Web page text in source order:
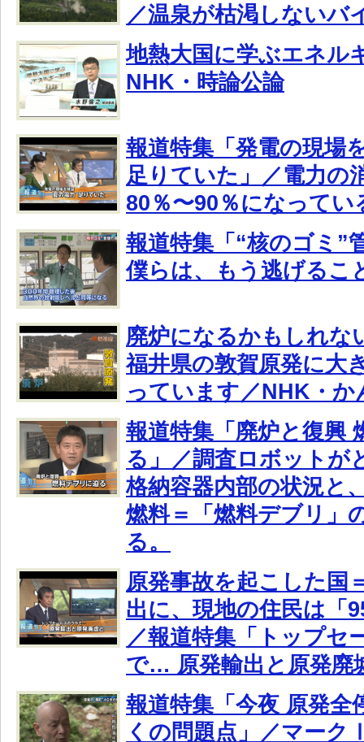
／温泉が枯渇しないバ
地熱大国に学ぶエネル
NHK・時論公論
報道特集「発電の現場
足りていた」／電力の
80％〜90％になってい
報道特集「“核のゴミ”
僕らは、もう逃げるこ
廃炉になるかもしれな
福井県の敦賀原発に大
っています／NHK・か
報道特集「廃炉と復興
る」／調査ロボットが
格納容器内部の状況と
燃料＝「燃料デブリ」
る。
原発事故を起こした国
出に、現地の住民は「
／報道特集「トップセ
で… 原発輸出と原発廃
報道特集「今夜 原発全
くの問題点」／マー